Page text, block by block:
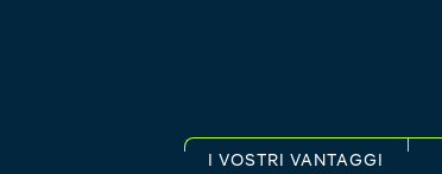
I VOSTRI VANTAGGI